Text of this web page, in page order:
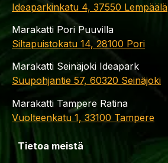
Ideaparkinkatu 4, 37550 Lempäälä
Marakatti Pori Puuvilla
Siltapuistokatu 14, 28100 Pori
Marakatti Seinäjoki Ideapark
Suupohjantie 57, 60320 Seinäjoki
Marakatti Tampere Ratina
Vuolteenkatu 1, 33100 Tampere
Tietoa meistä